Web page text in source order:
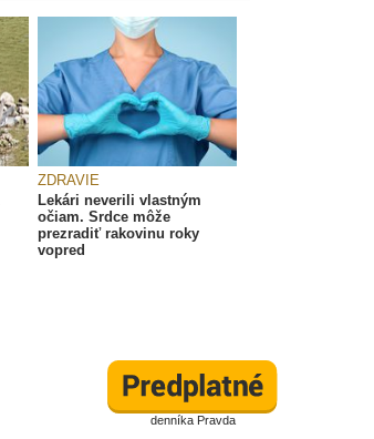
ZDRAVIE
Lekári neverili vlastným
očiam. Srdce môže
prezradiť rakovinu roky
vopred
denníka Pravda